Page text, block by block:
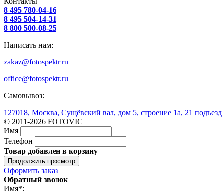
8 495 780-04-16
8 495 504-14-31
8 800 500-08-25
Написать нам:
zakaz@fotospektr.ru
office@fotospektr.ru
Самовывоз:
127018, Москва, Сущёвский вал, дом 5, строение 1а, 21
© 2011-2026 FOTOVIC
Имя
Телефон
Товар добавлен в корзину
Продолжить просмотр
Оформить заказ
Обратный звонок
Имя*: